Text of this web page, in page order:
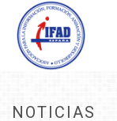
NOTICIAS